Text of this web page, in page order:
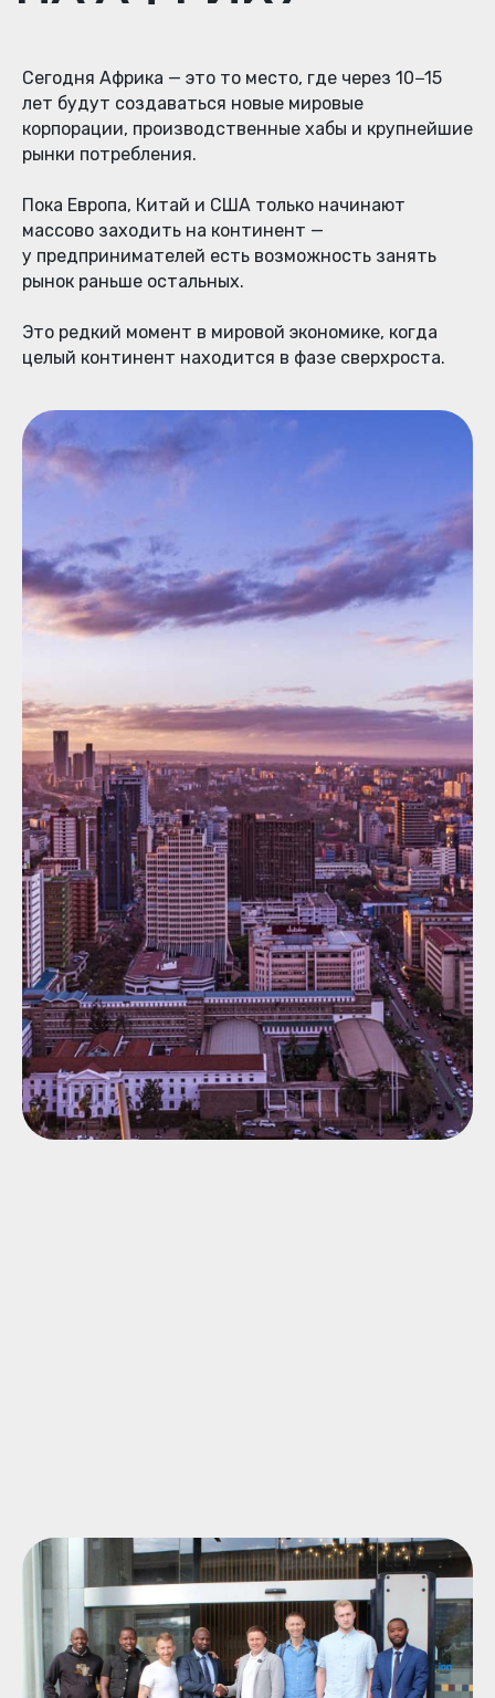
Сегодня Африка — это то место, где через 10−15
лет будут создаваться новые мировые
корпорации, производственные хабы и крупнейшие
рынки потребления.
Пока Европа, Китай и США только начинают
массово заходить на континент —
у предпринимателей есть возможность занять
рынок раньше остальных.
Это редкий момент в мировой экономике, когда
целый континент находится в фазе сверхроста.